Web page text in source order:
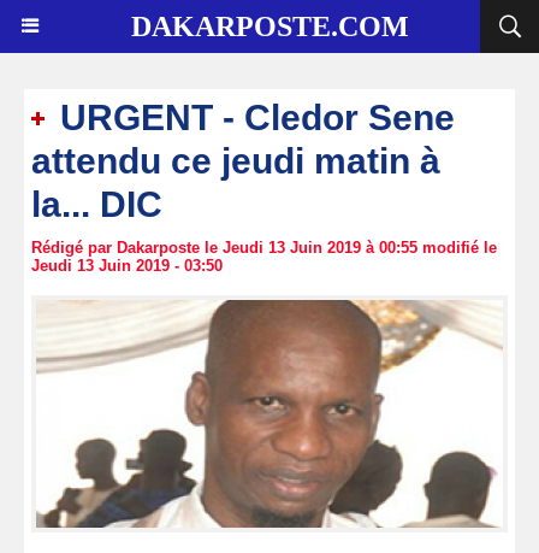
DAKARPOSTE.COM
URGENT - Cledor Sene
attendu ce jeudi matin à
la... DIC
Rédigé par Dakarposte le Jeudi 13 Juin 2019 à 00:55 modifié le
Jeudi 13 Juin 2019 - 03:50